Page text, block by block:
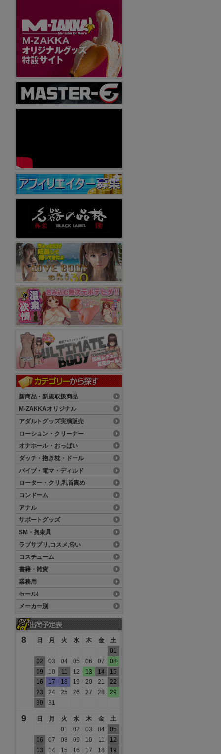
新商品・新規取扱商品
M-ZAKKAオリジナル
アダルトグッズ実演販売
ローション・クリーナー
オナホール・おっぱい
ダッチ・抱き枕・ドール
バイブ・電マ・ディルド
ローター・クリ,乳首責め
コンドーム
アナル
サポートグッズ
SM・拘束具
ラブサプリ,コスメ,匂い
コスチューム
書籍・雑貨
業務用
セール!
メーカー別
8 日 月 火 水 木 金
土
01
02
03 04 05 06 07
08
09
10 11 12 13 14
15
16
17 18 19 20 21
22
23
24 25 26 27 28
29
30
31
9 日 月 火 水 木 金
土
01
02 03 04
05
06
07 08 09 10 11
12
13
14 15 16 17 18
19